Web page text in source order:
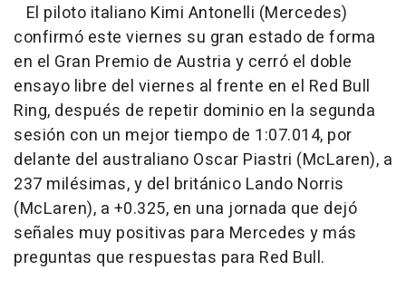
El piloto italiano Kimi Antonelli (Mercedes)
confirmó este viernes su gran estado de forma
en el Gran Premio de Austria y cerró el doble
ensayo libre del viernes al frente en el Red Bull
Ring, después de repetir dominio en la segunda
sesión con un mejor tiempo de 1:07.014, por
delante del australiano Oscar Piastri (McLaren), a
237 milésimas, y del británico Lando Norris
(McLaren), a +0.325, en una jornada que dejó
señales muy positivas para Mercedes y más
preguntas que respuestas para Red Bull.